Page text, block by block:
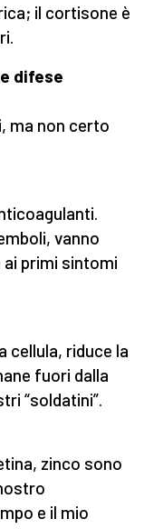
il cortisone è
difese
ma non certo
vanno
ai primi sintomi
cellula, riduce la
fuori dalla
“soldatini”.
zinco sono
e il mio